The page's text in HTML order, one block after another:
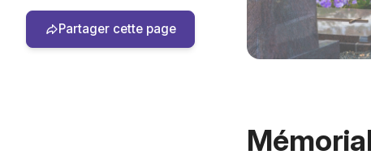
Partager cette page